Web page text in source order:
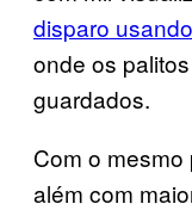
disparo
onde os
guardados.
Com o
além com